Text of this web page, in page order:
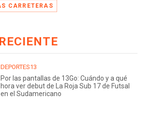
CARRETERAS
DEPORTES13
Por las pantallas de 13Go: Cuándo y a qué
hora ver debut de La Roja Sub 17 de Futsal
en el Sudamericano